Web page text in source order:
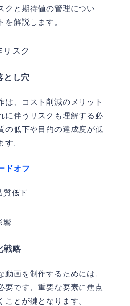
クと期待値の管理につい
を解説します。
スク
とし穴
は、コスト削減のメリット
に伴うリスクも理解する必
の低下や目的の達成度が低
す。
ドオフ
質低下
響
戦略
動画を制作するためには、
要です。重要な要素に焦点
ことが鍵となります。